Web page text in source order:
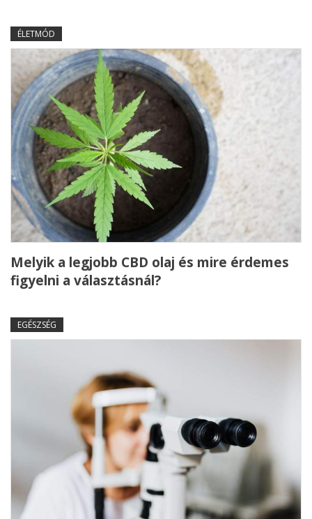
ÉLETMÓD
Melyik a legjobb CBD olaj és mire érdemes
figyelni a választásnál?
EGÉSZSÉG